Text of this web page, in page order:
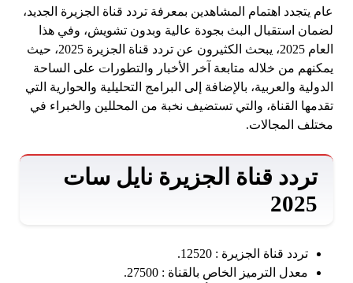
عام يتجدد اهتمام المشاهدين بمعرفة تردد قناة الجزيرة الجديد،
لضمان استقبال البث بجودة عالية وبدون تشويش، وفي هذا
العام 2025، يبحث الكثيرون عن تردد قناة الجزيرة 2025، حيث
يمكنهم من خلاله متابعة آخر الأخبار والتطورات على الساحة
الدولية والعربية، بالإضافة إلى البرامج التحليلية والحوارية التي
تقدمها القناة، والتي تستضيف نخبة من المحللين والخبراء في
مختلف المجالات.
تردد قناة الجزيرة نايل سات
2025
تردد قناة الجزيرة : 12520.
معدل الترميز الخاص بالقناة : 27500.